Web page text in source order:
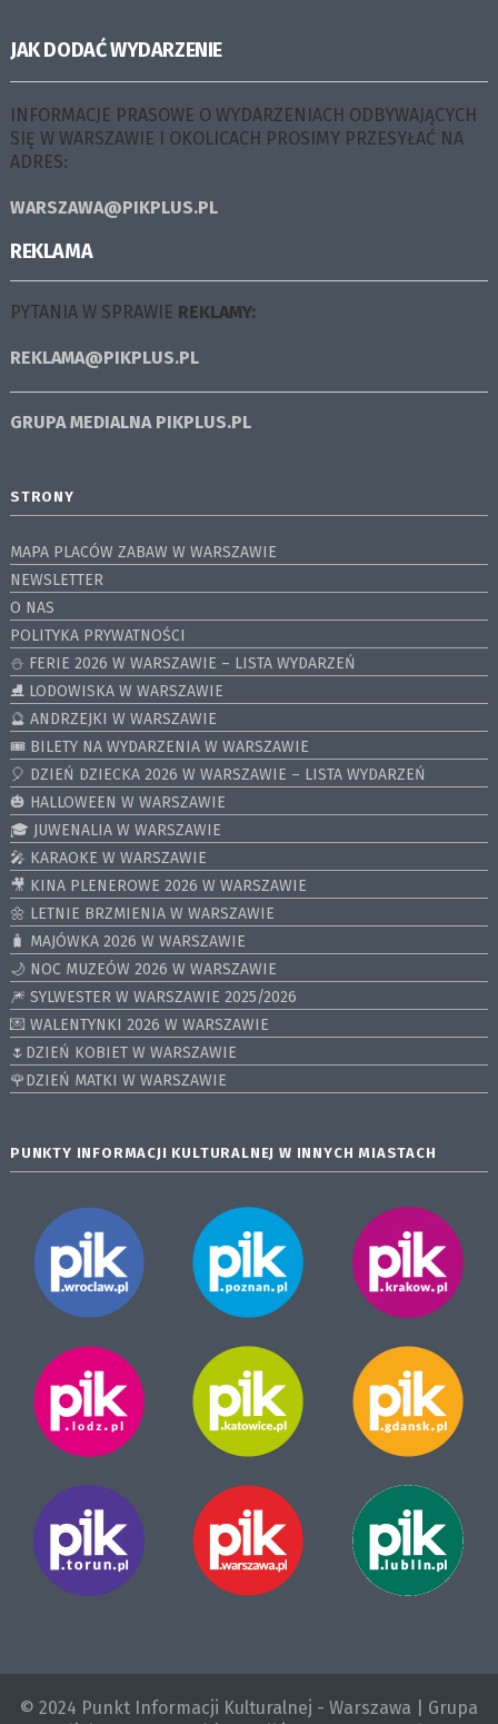
JAK DODAĆ WYDARZENIE
INFORMACJE PRASOWE O WYDARZENIACH ODBYWAJĄCYCH
SIĘ W WARSZAWIE I OKOLICACH PROSIMY PRZESYŁAĆ NA
ADRES:
WARSZAWA@PIKPLUS.PL
REKLAMA
PYTANIA W SPRAWIE REKLAMY:
REKLAMA@PIKPLUS.PL
GRUPA MEDIALNA PIKPLUS.PL
STRONY
MAPA PLACÓW ZABAW W WARSZAWIE
NEWSLETTER
O NAS
POLITYKA PRYWATNOŚCI
⛄️ FERIE 2026 W WARSZAWIE – LISTA WYDARZEŃ
⛸ LODOWISKA W WARSZAWIE
🔮 ANDRZEJKI W WARSZAWIE
🎟️ BILETY NA WYDARZENIA W WARSZAWIE
🎈 DZIEŃ DZIECKA 2026 W WARSZAWIE – LISTA WYDARZEŃ
🎃 HALLOWEEN W WARSZAWIE
🎓 JUWENALIA W WARSZAWIE
🎤 KARAOKE W WARSZAWIE
🎥 KINA PLENEROWE 2026 W WARSZAWIE
🌼 LETNIE BRZMIENIA W WARSZAWIE
🧳 MAJÓWKA 2026 W WARSZAWIE
🌙 NOC MUZEÓW 2026 W WARSZAWIE
🎆 SYLWESTER W WARSZAWIE 2025/2026
💌 WALENTYNKI 2026 W WARSZAWIE
🌷DZIEŃ KOBIET W WARSZAWIE
🌹DZIEŃ MATKI W WARSZAWIE
PUNKTY INFORMACJI KULTURALNEJ W INNYCH MIASTACH
© 2024 Punkt Informacji Kulturalnej - Warszawa | Grupa